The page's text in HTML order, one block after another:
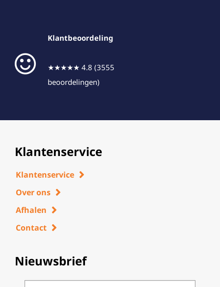
Klantbeoordeling
★★★★★ 4.8 (3555
beoordelingen)
Klantenservice
Klantenservice
Over ons
Afhalen
Contact
Nieuwsbrief